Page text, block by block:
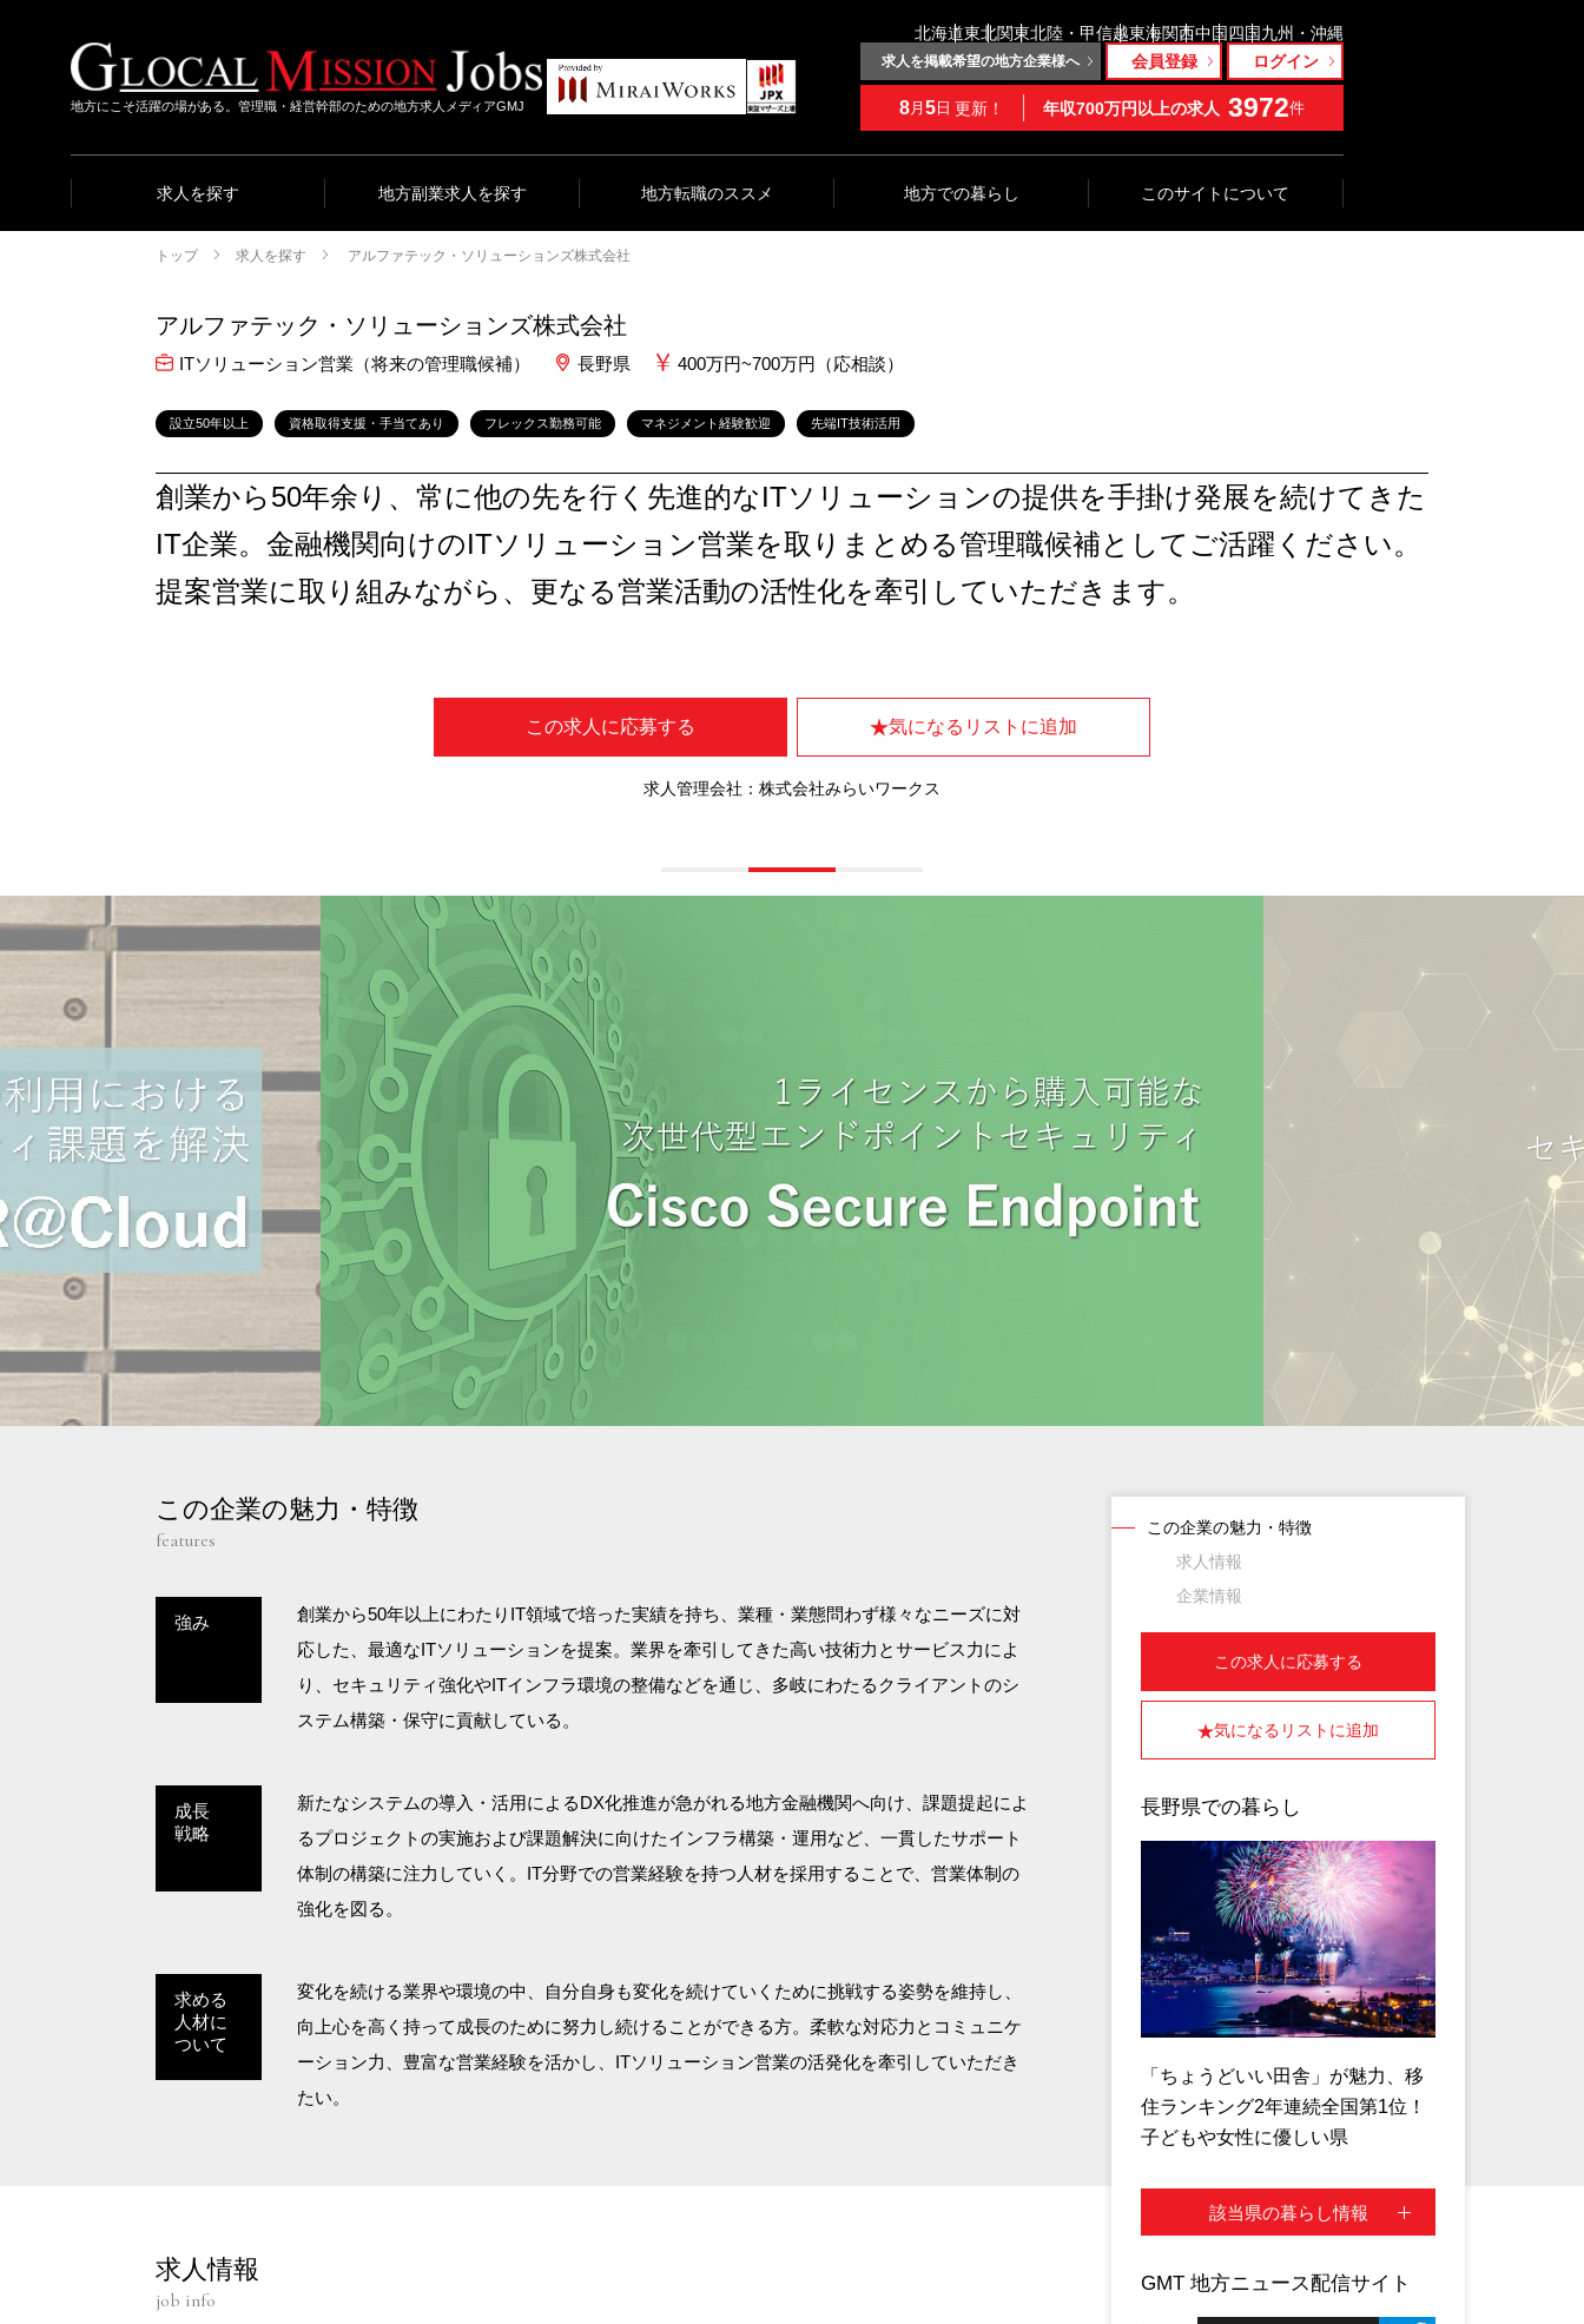
地方にこそ活躍の場がある。管理職・経営幹部のための地方求人メディアGMJ
北海道東北関東北陸・甲信越東海関西中国四国九州・沖縄
求人を掲載希望の地方企業様へ 会員登録 ログイン
8月 5日 更新！ 年収700万円以上の求人 3972件
求人を探す 地方副業求人を探す 地方転職のススメ 地方での暮らし このサイトについて
トップ 求人を探す アルファテック・ソリューションズ株式会社
アルファテック・ソリューションズ株式会社
ITソリューション営業（将来の管理職候補） 長野県 400万円~700万円（応相談）
設立50年以上 資格取得支援・手当てあり フレックス勤務可能 マネジメント経験歓迎 先端IT技術活用
創業から50年余り、常に他の先を行く先進的なITソリューションの提供を手掛け発展を続けてきた
IT企業。金融機関向けのITソリューション営業を取りまとめる管理職候補としてご活躍ください。
提案営業に取り組みながら、更なる営業活動の活性化を牽引していただきます。
この求人に応募する 気になるリストに追加
求人管理会社：株式会社みらいワークス
この企業の魅力・特徴
features
強み
創業から50年以上にわたりIT領域で培った実績を持ち、業種・業態問わず様々なニーズに対
応した、最適なITソリューションを提案。業界を牽引してきた高い技術力とサービス力によ
り、セキュリティ強化やITインフラ環境の整備などを通じ、多岐にわたるクライアントのシ
ステム構築・保守に貢献している。
成長
戦略
新たなシステムの導入・活用によるDX化推進が急がれる地方金融機関へ向け、課題提起によ
るプロジェクトの実施および課題解決に向けたインフラ構築・運用など、一貫したサポート
体制の構築に注力していく。IT分野での営業経験を持つ人材を採用することで、営業体制の
強化を図る。
求める
人材に
ついて
変化を続ける業界や環境の中、自分自身も変化を続けていくために挑戦する姿勢を維持し、
向上心を高く持って成長のために努力し続けることができる方。柔軟な対応力とコミュニケ
ーション力、豊富な営業経験を活かし、ITソリューション営業の活発化を牽引していただき
たい。
求人情報
job info
この企業の魅力・特徴
求人情報
企業情報
この求人に応募する
気になるリストに追加
長野県での暮らし
「ちょうどいい田舎」が魅力、移
住ランキング2年連続全国第1位！
子どもや女性に優しい県
該当県の暮らし情報
GMT 地方ニュース配信サイト